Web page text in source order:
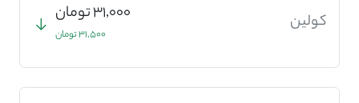
کولین 31,000 تومان
31,500 تومان